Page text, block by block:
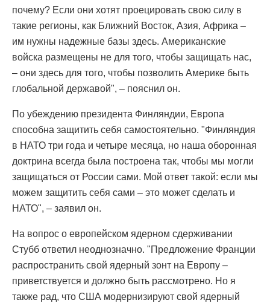
почему? Если они хотят проецировать свою силу в
такие регионы, как Ближний Восток, Азия, Африка –
им нужны надежные базы здесь. Американские
войска размещены не для того, чтобы защищать нас,
– они здесь для того, чтобы позволить Америке быть
глобальной державой", – пояснил он.
По убеждению президента Финляндии, Европа
способна защитить себя самостоятельно. "Финляндия
в НАТО три года и четыре месяца, но наша оборонная
доктрина всегда была построена так, чтобы мы могли
защищаться от России сами. Мой ответ такой: если мы
можем защитить себя сами – это может сделать и
НАТО", – заявил он.
На вопрос о европейском ядерном сдерживании
Стубб ответил неоднозначно. "Предложение Франции
распространить свой ядерный зонт на Европу –
приветствуется и должно быть рассмотрено. Но я
также рад, что США модернизируют свой ядерный